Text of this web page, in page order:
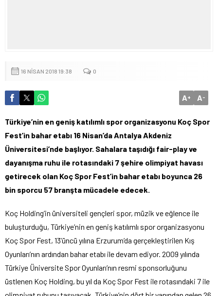
16 NISAN 2018 19:38 0
A+ A-
Türkiye’nin en geniş katılımlı spor organizasyonu Koç Spor
Fest’in bahar etabı 16 Nisan’da Antalya Akdeniz
Üniversitesi’nde başlıyor. Sahalara taşıdığı fair-play ve
dayanışma ruhu ile rotasındaki 7 şehire olimpiyat havası
getirecek olan Koç Spor Fest’in bahar etabı boyunca 26
bin sporcu 57 branşta mücadele edecek.
Koç Holding’in üniversiteli gençleri spor, müzik ve eğlence ile
buluşturduğu, Türkiye’nin en geniş katılımlı spor organizasyonu
Koç Spor Fest, 13’üncü yılına Erzurum’da gerçekleştirilen Kış
Oyunları’nın ardından bahar etabı ile devam ediyor. 2009 yılında
Türkiye Üniversite Spor Oyunları’nın resmi sponsorluğunu
üstlenen Koç Holding, bu yıl da Koç Spor Fest ile rotasındaki 7 ile